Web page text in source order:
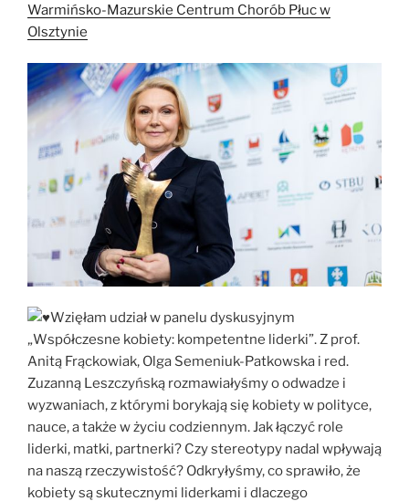
Warmińsko-Mazurskie Centrum Chorób Płuc w
Olsztynie
Wzięłam udział w panelu dyskusyjnym
„Współczesne kobiety: kompetentne liderki”. Z prof.
Anitą Frąckowiak, Olga Semeniuk-Patkowska i red.
Zuzanną Leszczyńską rozmawiałyśmy o odwadze i
wyzwaniach, z którymi borykają się kobiety w polityce,
nauce, a także w życiu codziennym. Jak łączyć role
liderki, matki, partnerki? Czy stereotypy nadal wpływają
na naszą rzeczywistość? Odkryłyśmy, co sprawiło, że
kobiety są skutecznymi liderkami i dlaczego